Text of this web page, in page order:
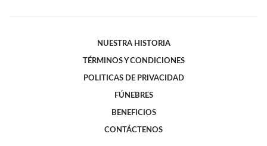
NUESTRA HISTORIA
TÉRMINOS Y CONDICIONES
POLITICAS DE PRIVACIDAD
FÚNEBRES
BENEFICIOS
CONTÁCTENOS